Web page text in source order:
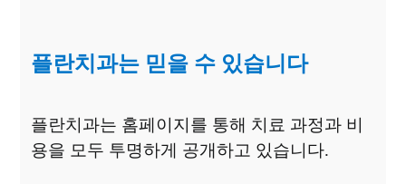
플란치과는 믿을 수 있습니다
플란치과는 홈페이지를 통해 치료 과정과 비
용을 모두 투명하게 공개하고 있습니다.